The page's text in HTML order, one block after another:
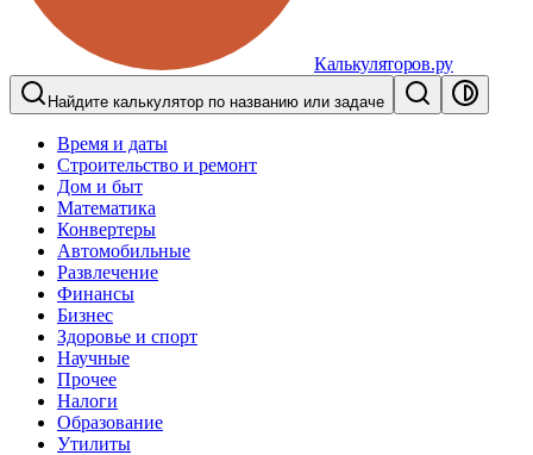
Калькуляторов.ру
Найдите калькулятор по названию или задаче
Время и даты
Строительство и ремонт
Дом и быт
Математика
Конвертеры
Автомобильные
Развлечение
Финансы
Бизнес
Здоровье и спорт
Научные
Прочее
Налоги
Образование
Утилиты